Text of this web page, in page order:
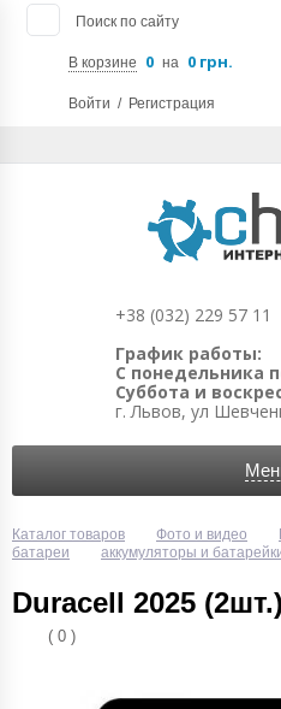
Поиск по сайту
В корзине 0 на 0 грн.
Войти / Регистрация
+38 (032) 229 57 11
График работы:
С понедельника
Суббота и
г. Львов, ул
Каталог товаров Фото и видео
батареи
аккумуляторы и
Duracell 2025 (2шт.)
( 0 )